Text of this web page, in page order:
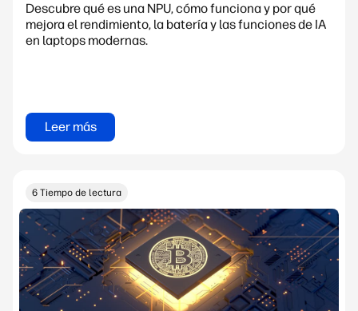
Descubre qué es una NPU, cómo funciona y por qué
mejora el rendimiento, la batería y las funciones de IA
en laptops modernas.
Leer más
6 Tiempo de lectura